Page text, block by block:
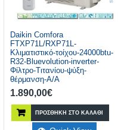
Daikin Comfora
FTXP71L/RXP71L-
Κλιματιστικό-τοίχου-24000btu-
R32-Bluevolution-inverter-
Φίλτρο-Τιτανίου-ψύξη-
θέρμανση-A/A
1.890,00€
ΠΡΟΣΘΉΚΗ ΣΤΟ ΚΑΛΆΘΙ